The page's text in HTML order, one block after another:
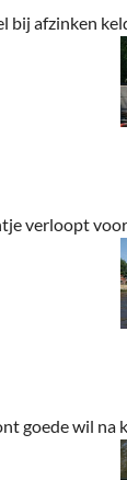
bij afzinken
verloopt
goede wil na